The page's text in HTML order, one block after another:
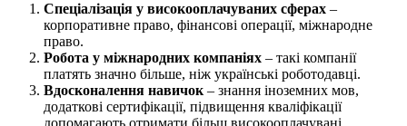
Спеціалізація у високооплачуваних сферах –
корпоративне право, фінансові операції, міжнародне
право.
Робота у міжнародних компаніях – такі компанії
платять значно більше, ніж українські роботодавці.
Вдосконалення навичок – знання іноземних мов,
додаткові сертифікації, підвищення кваліфікації
допомагають отримати більш високооплачувані